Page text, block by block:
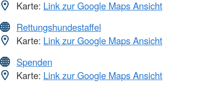
Karte: Link zur Google Maps Ansicht
Rettungshundestaffel
Karte: Link zur Google Maps Ansicht
Spenden
Karte: Link zur Google Maps Ansicht